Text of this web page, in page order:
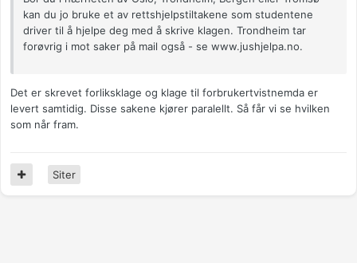
kan du jo bruke et av rettshjelpstiltakene som studentene
driver til å hjelpe deg med å skrive klagen. Trondheim tar
forøvrig i mot saker på mail også - se www.jushjelpa.no.
Det er skrevet forliksklage og klage til forbrukertvistnemda er
levert samtidig. Disse sakene kjører paralellt. Så får vi se hvilken
som når fram.
Siter